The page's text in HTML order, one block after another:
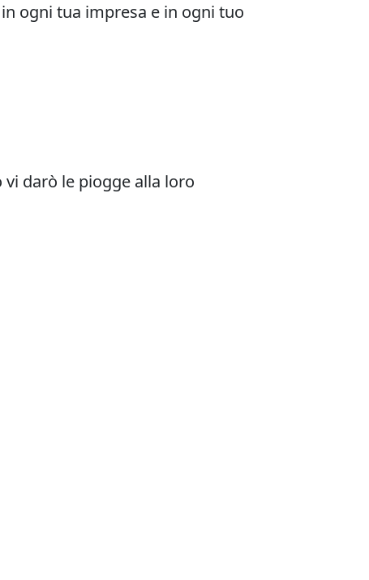
ogni tua impresa e in ogni tuo
darò le piogge alla loro